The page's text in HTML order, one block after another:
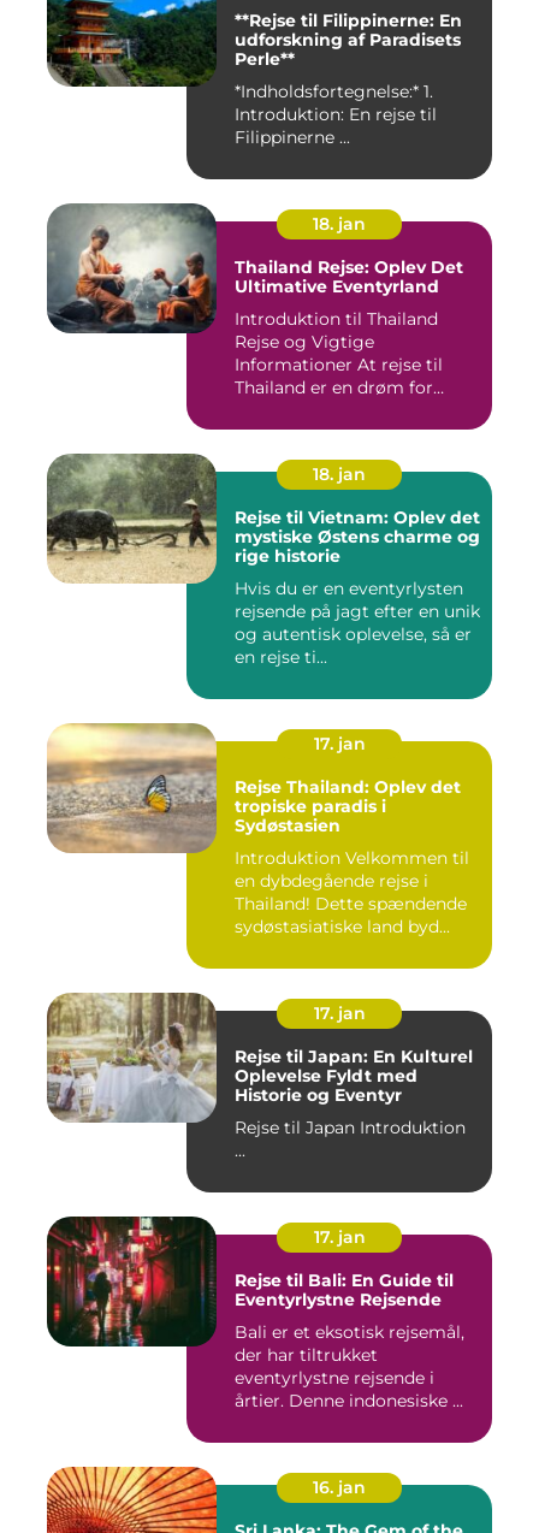
**Rejse til Filippinerne: En
udforskning af Paradisets
Perle**
*Indholdsfortegnelse:* 1.
Introduktion: En rejse til
Filippinerne ...
18. jan
Thailand Rejse: Oplev Det
Ultimative Eventyrland
Introduktion til Thailand
Rejse og Vigtige
Informationer At rejse til
Thailand er en drøm for
18. jan
Rejse til Vietnam: Oplev det
mystiske Østens charme og
rige historie
Hvis du er en eventyrlysten
rejsende på jagt efter en unik
og autentisk oplevelse, så er
en rejse ti...
17. jan
Rejse Thailand: Oplev det
tropiske paradis i
Sydøstasien
Introduktion Velkommen til
en dybdegående rejse i
Thailand! Dette spændende
sydøstasiatiske land byd...
17. jan
Rejse til Japan: En Kulturel
Oplevelse Fyldt med
Historie og Eventyr
Rejse til Japan Introduktion
...
17. jan
Rejse til Bali: En Guide til
Eventyrlystne Rejsende
Bali er et eksotisk rejsemål,
der har tiltrukket
eventyrlystne rejsende i
årtier. Denne indonesiske ...
16. jan